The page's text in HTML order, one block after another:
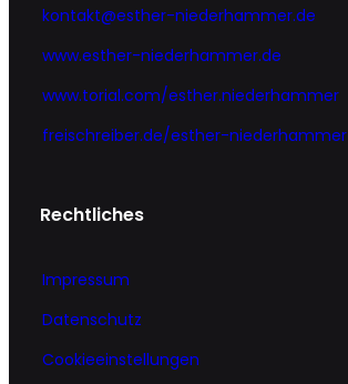
kontakt@esther-niederhammer.de
www.esther-niederhammer.de
www.torial.com/esther.niederhammer
freischreiber.de/esther-niederhammer
Rechtliches
Impressum
Datenschutz
Cookieeinstellungen